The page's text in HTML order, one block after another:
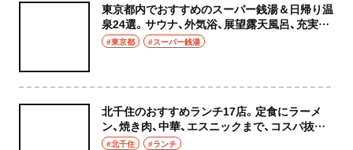
東京都内でおすすめのスーパー銭湯＆日帰り温
泉24選。サウナ、外気浴、展望露天風呂、充実の
癒やし空間へ
#東京都 #スーパー銭湯
北千住のおすすめランチ17店。定食にラーメ
ン、焼き肉、中華、エスニックまで、コスパ抜群
な店もおしゃれな店も網羅してご紹介！
#北千住 #ランチ